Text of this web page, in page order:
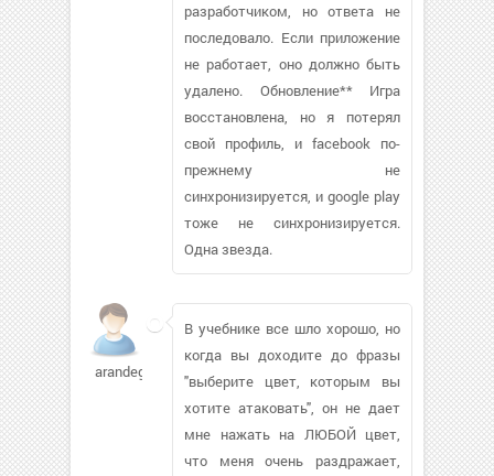
разработчиком, но ответа не
последовало. Если приложение
не работает, оно должно быть
удалено. Обновление** Игра
восстановлена, но я потерял
свой профиль, и facebook по-
прежнему не
синхронизируется, и google play
тоже не синхронизируется.
Одна звезда.
arandegon
В учебнике все шло хорошо, но
когда вы доходите до фразы
"выберите цвет, которым вы
хотите атаковать", он не дает
мне нажать на ЛЮБОЙ цвет,
что меня очень раздражает,